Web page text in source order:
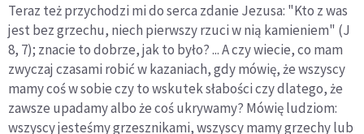
Teraz też przychodzi mi do serca zdanie Jezusa: "Kto z was
jest bez grzechu, niech pierwszy rzuci w nią kamieniem" (J
8, 7); znacie to dobrze, jak to było? ... A czy wiecie, co mam
zwyczaj czasami robić w kazaniach, gdy mówię, że wszyscy
mamy coś w sobie czy to wskutek słabości czy dlatego, że
zawsze upadamy albo że coś ukrywamy? Mówię ludziom:
wszyscy jesteśmy grzesznikami, wszyscy mamy grzechy lub